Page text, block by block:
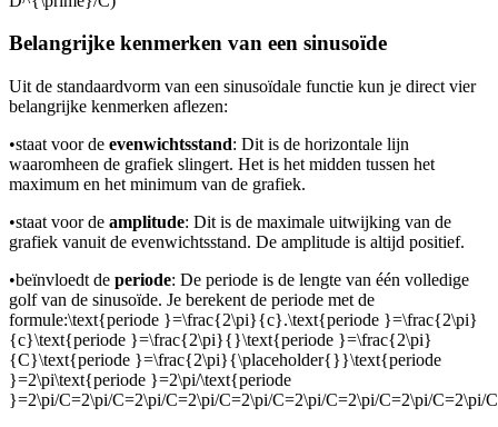
Belangrijke kenmerken van een sinusoïde
Uit de standaardvorm van een sinusoïdale functie kun je direct vier
belangrijke kenmerken aflezen:
•staat voor de evenwichtsstand: Dit is de horizontale lijn
waaromheen de grafiek slingert. Het is het midden tussen het
maximum en het minimum van de grafiek.
•staat voor de amplitude: Dit is de maximale uitwijking van de
grafiek vanuit de evenwichtsstand. De amplitude is altijd positief.
•beïnvloedt de periode: De periode is de lengte van één volledige
golf van de sinusoïde. Je berekent de periode met de
formule:\text{periode }=\frac{2\pi}{c}.\text{periode }=\frac{2\pi}
{c}\text{periode }=\frac{2\pi}{}\text{periode }=\frac{2\pi}
{C}\text{periode }=\frac{2\pi}{\placeholder{}}\text{periode
}=2\pi\text{periode }=2\pi/\text{periode
}=2\pi/C=2\pi/C=2\pi/C=2\pi/C=2\pi/C=2\pi/C=2\pi/C=2\pi/C=2\pi/